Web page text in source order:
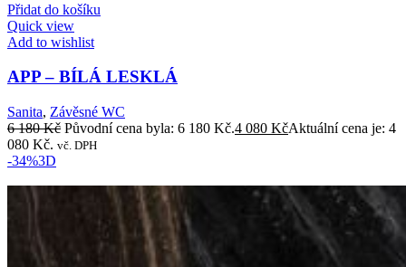
Přidat do košíku
Quick view
Add to wishlist
APP – BÍLÁ LESKLÁ
Sanita, Závěsné WC
6 180Kč Původní cena byla: 6 180 Kč.4 080 KčAktuální cena je: 4
080 Kč. vč. DPH
-34%3D